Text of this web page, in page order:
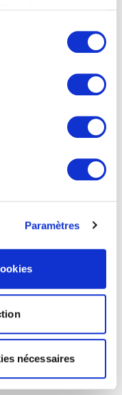
Paramètres
nécessaires